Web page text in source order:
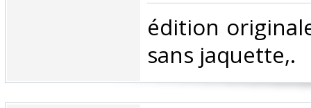
‎édition
sans jaquette,. ‎